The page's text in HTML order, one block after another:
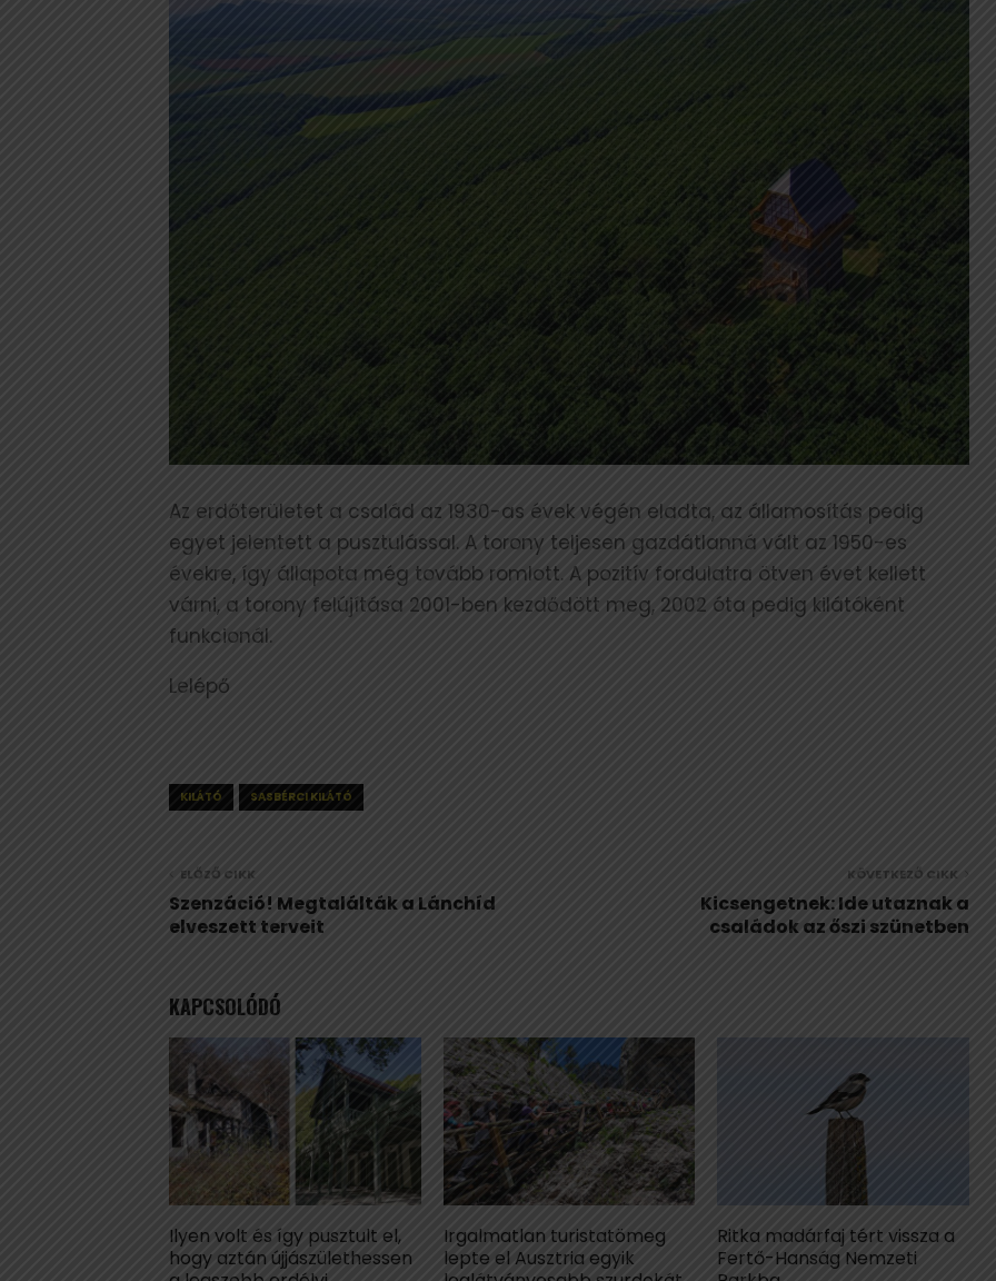
Az erdőterületet a család az 1930-as évek végén eladta, az államosítás pedig
egyet jelentett a pusztulással. A torony teljesen gazdátlanná vált az 1950-es
évekre, így állapota még tovább romlott. A pozitív fordulatra ötven évet kellett
várni, a torony felújítása 2001-ben kezdődött meg, 2002 óta pedig kilátóként
funkcionál.
Lelépő
KILÁTÓ SASBÉRCI KILÁTÓ
ELŐZŐ CIKK
Szenzáció! Megtalálták a Lánchíd
elveszett terveit
KÖVETKEZŐ CIKK
Kicsengetnek: Ide utaznak a
családok az őszi szünetben
KAPCSOLÓDÓ
Ilyen volt és így pusztult el,
hogy aztán újjászülethessen
Irgalmatlan turistatömeg
lepte el Ausztria egyik
Ritka madárfaj tért vissza a
Fertő-Hanság Nemzeti